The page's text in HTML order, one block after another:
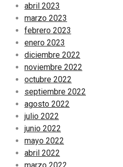
abril 2023
marzo 2023
febrero 2023
enero 2023
diciembre 2022
noviembre 2022
octubre 2022
septiembre 2022
agosto 2022
julio 2022
junio 2022
mayo 2022
abril 2022
marzo 2022